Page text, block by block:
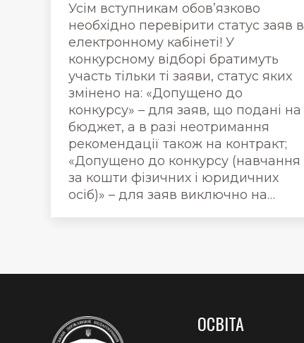
Усім вступникам обов’язково
необхідно перевірити статус заяв в
електронному кабінеті! У
конкурсному відборі братимуть
участь тільки ті заяви, статус яких
змінено на: «Допущено до
конкурсу» – для заяв, що подані на
бюджет, а в разі неотримання
рекомендації також на контракт;
«Допущено до конкурсу (навчання
за кошти фізичних і юридичних
осіб)» – для заяв виключно на…
ОСВІТА